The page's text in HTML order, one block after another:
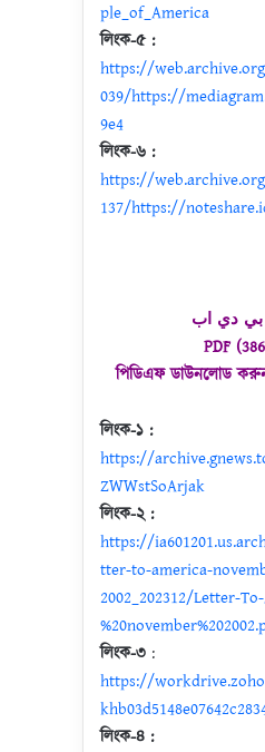
ple_of_America
লিংক-৫ :
https://
039/https://
9e4
লিংক-৬ :
https://
137/https://
بي دي اب
PDF
পিডিএফ ডাউনলোড
লিংক-১ :
https://
ZWWstSoArjak
লিংক-২ :
https://
tter-to-america-
2002_202312/Letter-
লিংক-৩ :
https://
লিংক-৪ :